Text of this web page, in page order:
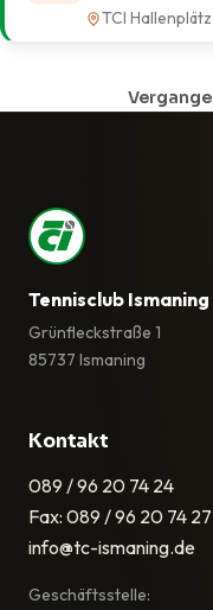
TCI
Tennisclub Ismaning
Grünfleckstraße 1
85737 Ismaning
Kontakt
089 / 96 20 74 24
Fax: 089 / 96 20 74 27
info@tc-ismaning.de
Geschäftsstelle: